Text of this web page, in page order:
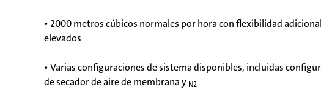
• 2000 metros cúbicos normales por hora con flexibilidad
elevados
• Varias configuraciones de sistema disponibles, incluidas
de secador de aire de membrana y N2